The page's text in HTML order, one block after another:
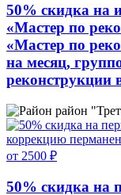
50% скидка на
«Мастер по
«Мастер по
на месяц,
реконструкции
район
от 2500 ₽
50% скидка на